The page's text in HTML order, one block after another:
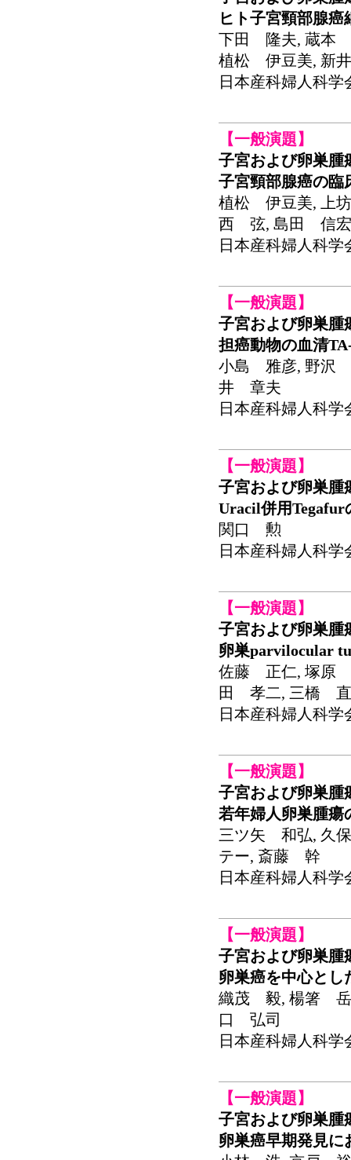
ヒト子宮頸部腺
下田 隆夫, 蔵本
植松 伊豆美, 新
日本産科婦人科学
【一般演題】
子宮および卵巣腫
子宮頸部腺癌の臨
植松 伊豆美, 上
西 弦, 島田 信宏
日本産科婦人科学
【一般演題】
子宮および卵巣腫
担癌動物の血清
小島 雅彦, 野沢
井 章夫
日本産科婦人科学
【一般演題】
子宮および卵巣腫
Uracil併用
関口 勲
日本産科婦人科学
【一般演題】
子宮および卵巣腫
卵巣parvilocular
佐藤 正仁, 塚原
田 孝二, 三橋
日本産科婦人科学
【一般演題】
子宮および卵巣腫
若年婦人卵巣腫瘍
三ツ矢 和弘, 久
テー, 斎藤 幹
日本産科婦人科学
【一般演題】
子宮および卵巣腫
卵巣癌を中心とし
織茂 毅, 楊箸
口 弘司
日本産科婦人科学
【一般演題】
子宮および卵巣腫
卵巣癌早期発見に